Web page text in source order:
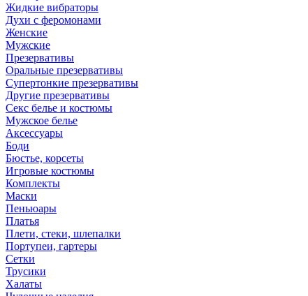
Жидкие вибраторы
Духи с феромонами
Женские
Мужские
Презервативы
Оральные презервативы
Супертонкие презервативы
Другие презервативы
Секс белье и костюмы
Мужское белье
Аксессуары
Боди
Бюстье, корсеты
Игровые костюмы
Комплекты
Маски
Пеньюары
Платья
Плети, стеки, шлепалки
Портупеи, гартеры
Сетки
Трусики
Халаты